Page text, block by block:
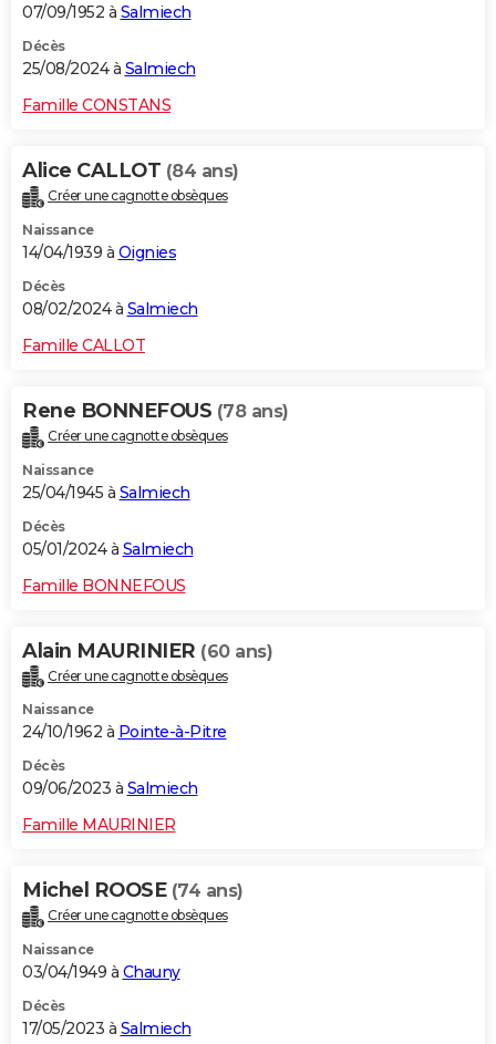
07/09/1952 à Salmiech
Décès
25/08/2024 à Salmiech
Famille CONSTANS
Alice CALLOT (84 ans)
Créer une cagnotte obsèques
Naissance
14/04/1939 à Oignies
Décès
08/02/2024 à Salmiech
Famille CALLOT
Rene BONNEFOUS (78 ans)
Créer une cagnotte obsèques
Naissance
25/04/1945 à Salmiech
Décès
05/01/2024 à Salmiech
Famille BONNEFOUS
Alain MAURINIER (60 ans)
Créer une cagnotte obsèques
Naissance
24/10/1962 à Pointe-à-Pitre
Décès
09/06/2023 à Salmiech
Famille MAURINIER
Michel ROOSE (74 ans)
Créer une cagnotte obsèques
Naissance
03/04/1949 à Chauny
Décès
17/05/2023 à Salmiech